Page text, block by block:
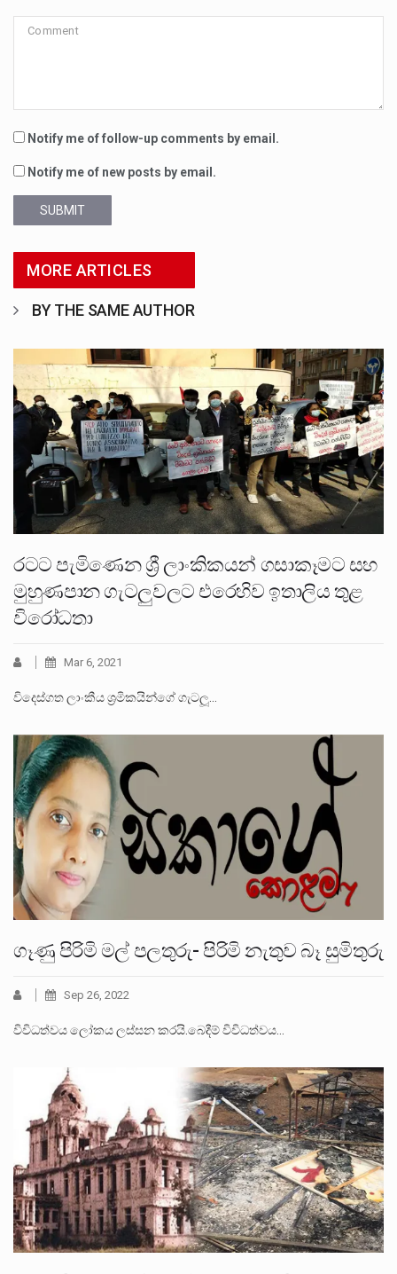
Notify me of follow-up comments by email.
Notify me of new posts by email.
SUBMIT
MORE ARTICLES
BY THE SAME AUTHOR
රටට පැමිණෙන ශ්‍රී ලාංකිකයන් ගසාකෑමට සහ
මුහුණපාන ගැටලුවලට එරෙහිව ඉතාලිය තුළ
විරෝධතා
Mar 6, 2021
විදෙස්ගත ලාංකීය ශ‍්‍රමිකයින්ගේ ගැටලූ…
ගෑණු පිරිමි මල් පලතුරු- පිරිමි නැතුව බෑ සුමිතුරු
Sep 26, 2022
විවිධත්වය ලෝකය ලස්සන කරයි.බෙදීම් විවිධත්වය…